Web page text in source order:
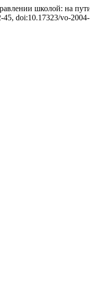
школой: на
45, doi:10.17323/vo-